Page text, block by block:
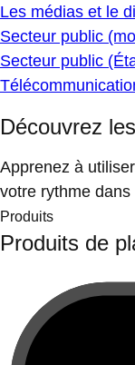
Les médias et le
Secteur public
Secteur public
Découvrez
Apprenez à
votre rythme
Produits
Produits de